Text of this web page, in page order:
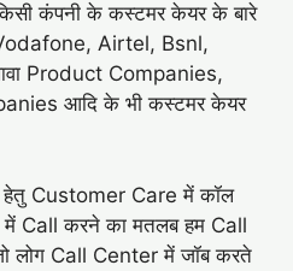
कंपनी के कस्टमर केयर के बारे
Airtel, Bsnl,
Product Companies,
आदि के भी कस्टमर केयर
हेतु Customer Care में कॉल
Call करने का मतलब हम Call
लोग Call Center में जॉब करते